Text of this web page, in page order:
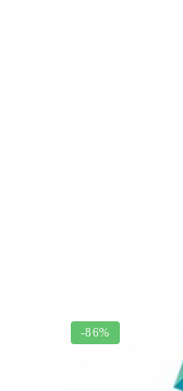
-86%